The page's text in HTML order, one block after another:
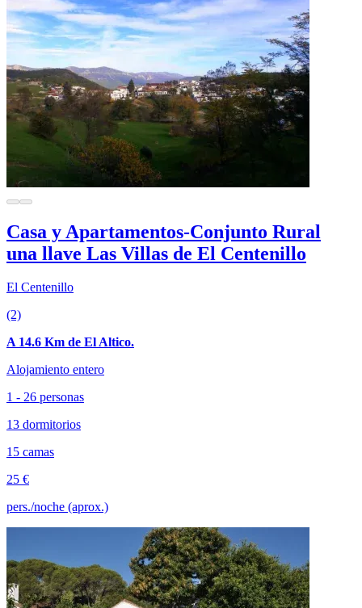
Casa y Apartamentos-Conjunto Rural
una llave Las Villas de El Centenillo
El Centenillo
(2)
A 14.6 Km de El Altico.
Alojamiento entero
1 - 26 personas
13 dormitorios
15 camas
25 €
pers./noche (aprox.)